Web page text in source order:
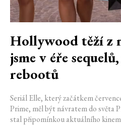
Hollywood těží z
jsme v éře
rebootů
Seriál Elle, který začátkem
Prime, měl být návratem do světa
stal připomínkou aktuálního